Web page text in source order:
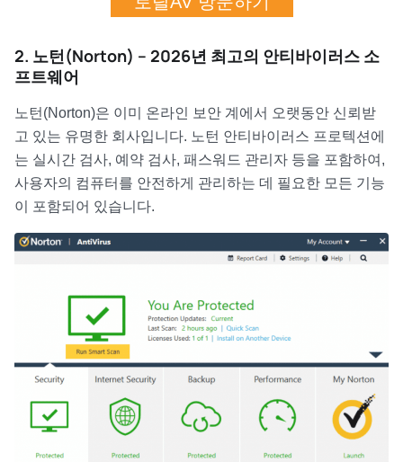
2. 노턴(Norton) – 2026년 최고의 안티바이러스 소
프트웨어
노턴(Norton)은 이미 온라인 보안 계에서 오랫동안 신뢰받
고 있는 유명한 회사입니다. 노턴 안티바이러스 프로텍션에
는 실시간 검사, 예약 검사, 패스워드 관리자 등을 포함하여,
사용자의 컴퓨터를 안전하게 관리하는 데 필요한 모든 기능
이 포함되어 있습니다.